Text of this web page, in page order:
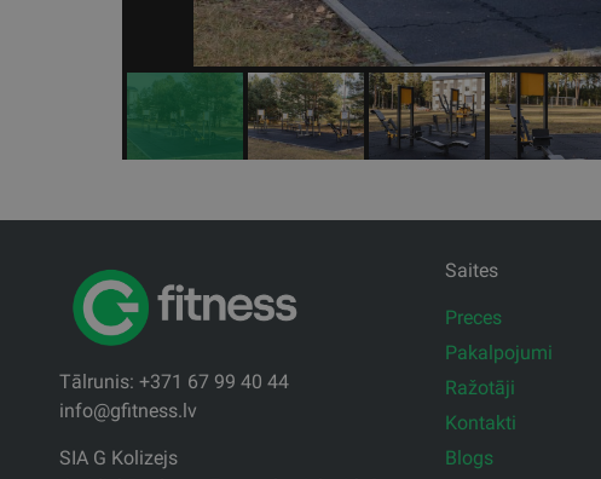
Tālrunis: +371 67 99 40 44
info@gfitness.lv
SIA G Kolizejs
Saites
Preces
Pakalpojumi
Ražotāji
Kontakti
Blogs